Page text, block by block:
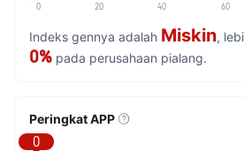
0 20 40 60
Indeks gennya adalah Miskin,
0% pada perusahaan pialang.
Peringkat APP
0